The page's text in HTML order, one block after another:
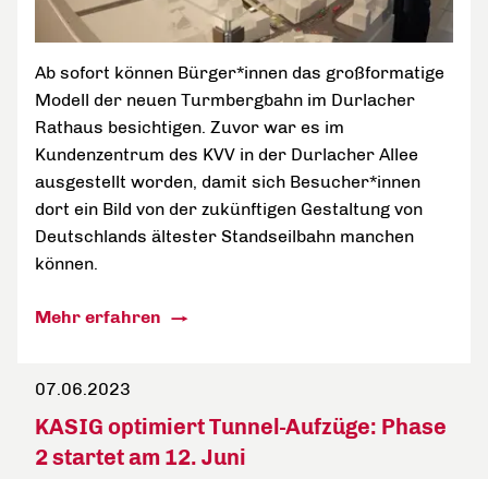
Ab sofort können Bürger*innen das großformatige
Modell der neuen Turmbergbahn im Durlacher
Rathaus besichtigen. Zuvor war es im
Kundenzentrum des KVV in der Durlacher Allee
ausgestellt worden, damit sich Besucher*innen
dort ein Bild von der zukünftigen Gestaltung von
Deutschlands ältester Standseilbahn manchen
können.
Mehr erfahren
07.06.2023
KASIG optimiert Tunnel-Aufzüge: Phase
2 startet am 12. Juni